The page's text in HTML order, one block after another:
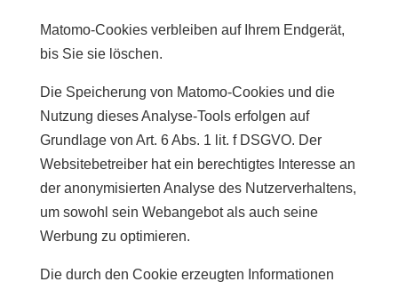
Matomo-Cookies verbleiben auf Ihrem Endgerät,
bis Sie sie löschen.
Die Speicherung von Matomo-Cookies und die
Nutzung dieses Analyse-Tools erfolgen auf
Grundlage von Art. 6 Abs. 1 lit. f DSGVO. Der
Websitebetreiber hat ein berechtigtes Interesse an
der anonymisierten Analyse des Nutzerverhaltens,
um sowohl sein Webangebot als auch seine
Werbung zu optimieren.
Die durch den Cookie erzeugten Informationen